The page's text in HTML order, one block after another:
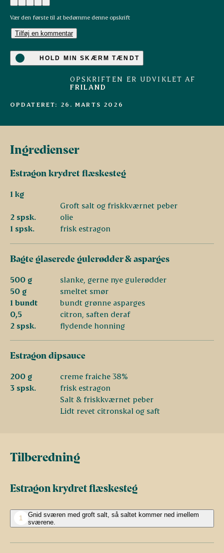
Vær den første til at bedømme denne opskrift
Tilføj en kommentar
HOLD MIN SKÆRM TÆNDT
OPSKRIFTEN ER UDVIKLET AF
FRILAND
OPDATERET: 26. MARTS 2026
Ingredienser
Estragon krydret flæskesteg
1 kg
Groft salt og friskkværnet peber
2 spsk.
olie
1 spsk.
frisk estragon
Bagte glaserede gulerødder & asparges
500 g
slanke, gerne nye gulerødder
50 g
smeltet smør
1 bundt
bundt grønne asparges
0,5
citron, saften deraf
2 spsk.
flydende honning
Estragon dipsauce
200 g
creme fraiche 38%
3 spsk.
frisk estragon
Salt & friskkværnet peber
Lidt revet citronskal og saft
Tilberedning
Estragon krydret flæskesteg
1
Gnid sværen med groft salt, så saltet kommer ned imellem
sværene.